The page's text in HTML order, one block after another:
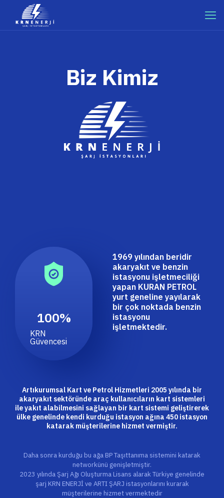
Biz Kimiz
KRN
Güvencesi
100%
1969 yılından beridir
akaryakıt ve benzin
istasyonu işletmeciliği
yapan KURAN PETROL
yurt geneline yayılarak
bir çok noktada benzin
istasyonu
işletmektedir.
Artıkurumsal Kart ve Petrol Hizmetleri 2005 yılında bir
akaryakıt sektöründe araç kullanıcıların kart sistemleri
ile yakıt alabilmesini sağlayan bir kart sistemi geliştirerek
ülke genelinde kendi kurduğu istasyon ağına 450 istasyon
katarak müşterilerine hizmet vermiştir.
Daha sonra kurduğu bu ağa BP Taşıttanıma sistemini katarak
networkünü genişletmiştir.
2023 yılında Şarj Ağı Oluşturma Lisans alarak Türkiye genelinde
şarj KRN ENERJİ ve ARTI ŞARJ istasyonlarını kurarak
müşterilerine hizmet vermektedir